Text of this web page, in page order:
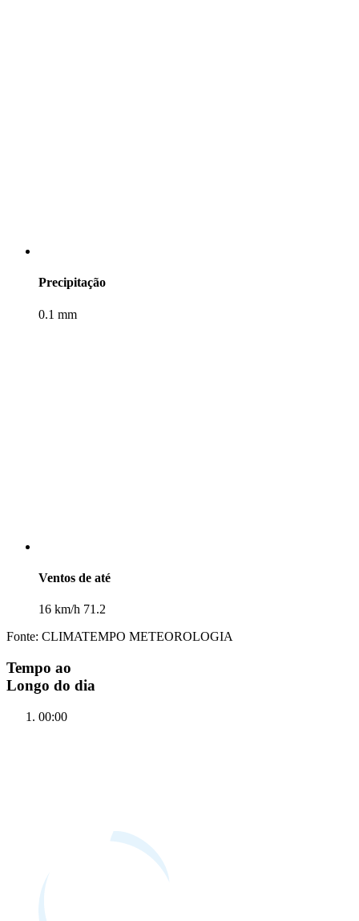
Precipitação
0.1 mm
Ventos de até
16 km/h 71.2
Fonte: CLIMATEMPO METEOROLOGIA
Tempo ao
Longo do dia
00:00